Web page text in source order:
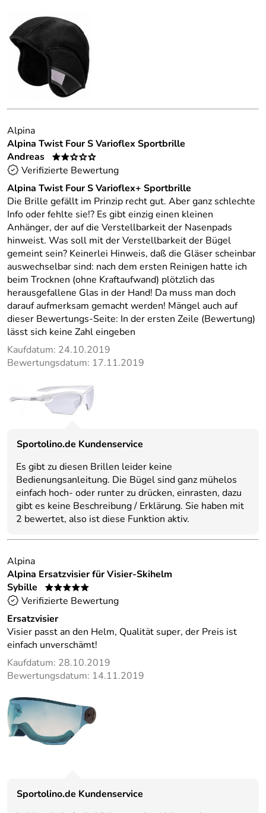
Alpina
Alpina Twist Four S Varioflex Sportbrille
Andreas
**ooo
Verifizierte Bewertung
Alpina Twist Four S Varioflex+ Sportbrille
Die Brille gefällt im Prinzip recht gut. Aber ganz schlechte
Info oder fehlte sie!? Es gibt einzig einen kleinen
Anhänger, der auf die Verstellbarkeit der Nasenpads
hinweist. Was soll mit der Verstellbarkeit der Bügel
gemeint sein? Keinerlei Hinweis, daß die Gläser scheinbar
auswechselbar sind: nach dem ersten Reinigen hatte ich
beim Trocknen (ohne Kraftaufwand) plötzlich das
herausgefallene Glas in der Hand! Da muss man doch
darauf aufmerksam gemacht werden! Mängel auch auf
dieser Bewertungs-Seite: In der ersten Zeile (Bewertung)
lässt sich keine Zahl eingeben
Kaufdatum: 24.10.2019
Bewertungsdatum: 17.11.2019
Sportolino.de Kundenservice
Es gibt zu diesen Brillen leider keine
Bedienungsanleitung. Die Bügel sind ganz mühelos
einfach hoch- oder runter zu drücken, einrasten, dazu
gibt es keine Beschreibung / Erklärung. Sie haben mit
2 bewertet, also ist diese Funktion aktiv.
Alpina
Alpina Ersatzvisier für Visier-Skihelm
Sybille
*****
Verifizierte Bewertung
Ersatzvisier
Visier passt an den Helm, Qualität super, der Preis ist
einfach unverschämt!
Kaufdatum: 28.10.2019
Bewertungsdatum: 14.11.2019
Sportolino.de Kundenservice